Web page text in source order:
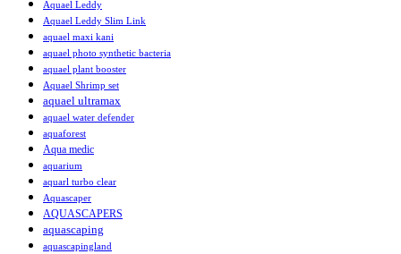
Aquael Leddy
Aquael Leddy Slim Link
aquael maxi kani
aquael photo synthetic bacteria
aquael plant booster
Aquael Shrimp set
aquael ultramax
aquael water defender
aquaforest
Aqua medic
aquarium
aquarl turbo clear
Aquascaper
AQUASCAPERS
aquascaping
aquascapingland